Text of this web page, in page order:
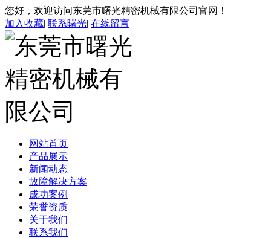
您好，欢迎访问东莞市曙光精密机械有限公司官网！
加入收藏| 联系曙光| 在线留言
网站首页
产品展示
新闻动态
故障解决方案
成功案例
荣誉资质
关于我们
联系我们